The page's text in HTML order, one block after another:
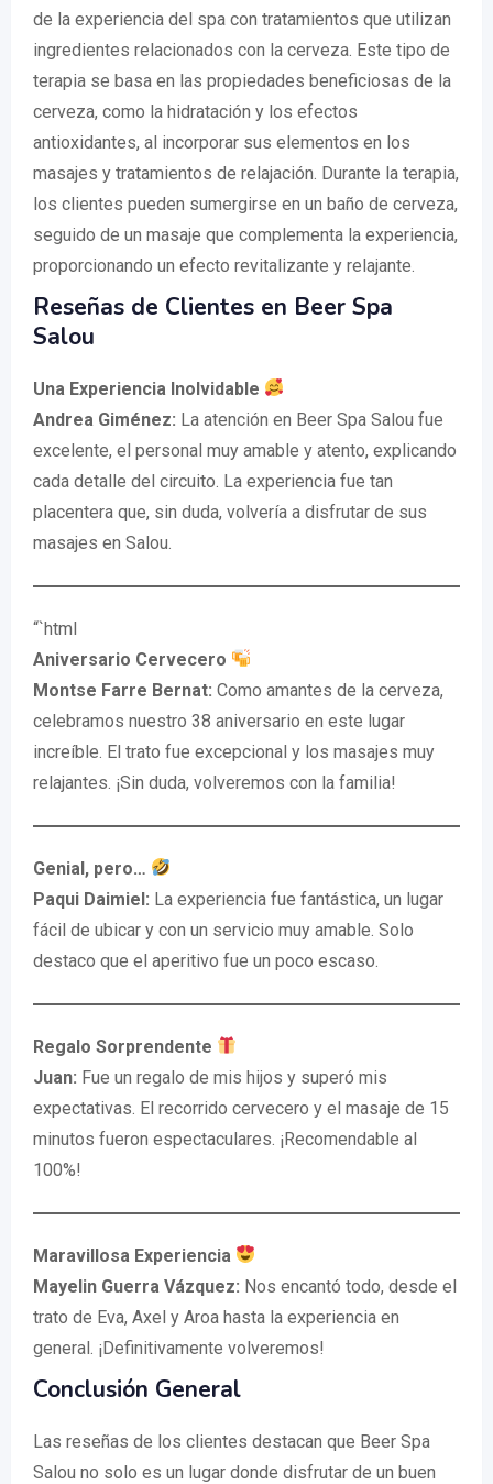
de la experiencia del spa con tratamientos que utilizan
ingredientes relacionados con la cerveza. Este tipo de
terapia se basa en las propiedades beneficiosas de la
cerveza, como la hidratación y los efectos
antioxidantes, al incorporar sus elementos en los
masajes y tratamientos de relajación. Durante la terapia,
los clientes pueden sumergirse en un baño de cerveza,
seguido de un masaje que complementa la experiencia,
proporcionando un efecto revitalizante y relajante.
Reseñas de Clientes en Beer Spa
Salou
Una Experiencia Inolvidable
Andrea Giménez: La atención en Beer Spa Salou fue
excelente, el personal muy amable y atento, explicando
cada detalle del circuito. La experiencia fue tan
placentera que, sin duda, volvería a disfrutar de sus
masajes en Salou.
“`html
Aniversario Cervecero
Montse Farre Bernat: Como amantes de la cerveza,
celebramos nuestro 38 aniversario en este lugar
increíble. El trato fue excepcional y los masajes muy
relajantes. ¡Sin duda, volveremos con la familia!
Genial, pero…
Paqui Daimiel: La experiencia fue fantástica, un lugar
fácil de ubicar y con un servicio muy amable. Solo
destaco que el aperitivo fue un poco escaso.
Regalo Sorprendente
Juan: Fue un regalo de mis hijos y superó mis
expectativas. El recorrido cervecero y el masaje de 15
minutos fueron espectaculares. ¡Recomendable al
100%!
Maravillosa Experiencia
Mayelin Guerra Vázquez: Nos encantó todo, desde el
trato de Eva, Axel y Aroa hasta la experiencia en
general. ¡Definitivamente volveremos!
Conclusión General
Las reseñas de los clientes destacan que Beer Spa
Salou no solo es un lugar donde disfrutar de un buen